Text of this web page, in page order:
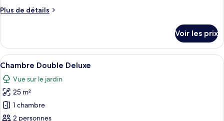
chambre :
très
grand
lit
Plus de détails
Plus
le
type
de
chambre
Suite
Deluxe,
très
grand
Voir les prix
Afficher
toutes
les
photos
pour
ce
Une chambre à coucher avec un lit,
10
Chambre Double Deluxe
Vue sur le jardin
25 m²
1 chambre
2 personnes